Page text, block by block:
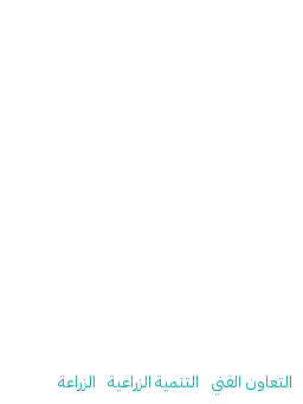
التعاون الفني التنمية الزراعية الزراعة